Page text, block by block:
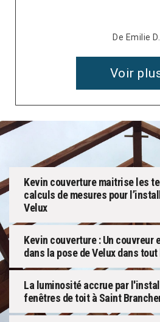
De Emilie D.
Voir
Kevin couverture maitrise les
calculs de mesures pour
Velux
Kevin couverture : Un couvreur
dans la pose de Velux dans tout
La luminosité accrue par
fenêtres de toit à Saint